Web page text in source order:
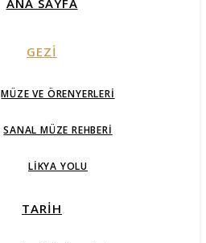
ANA SAYFA
GEZİ
MÜZE VE ÖRENYERLERI
SANAL MÜZE REHBERI
LIKYA YOLU
TARİH